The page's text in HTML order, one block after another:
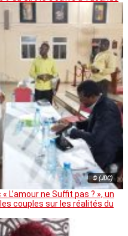
© (JDC)
L’amour ne Suffit pas ? », un
couples sur les réalités du